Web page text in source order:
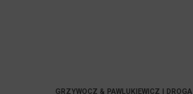
GRZYWOCZ & PAWLUKIEWICZ | DROGA